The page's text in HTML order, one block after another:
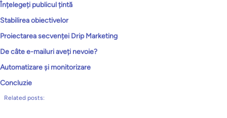
Înțelegeți publicul țintă
Stabilirea obiectivelor
Proiectarea secvenței Drip Marketing
De câte e-mailuri aveți nevoie?
Automatizare și monitorizare
Concluzie
Related posts: